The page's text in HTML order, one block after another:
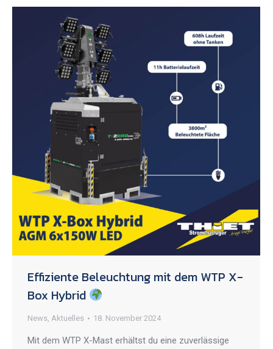
Effiziente Beleuchtung mit dem WTP X-
Box Hybrid
News, Aktuelles 18. November 2024
Mit dem WTP X-Mast erhältst du eine zuverlässige